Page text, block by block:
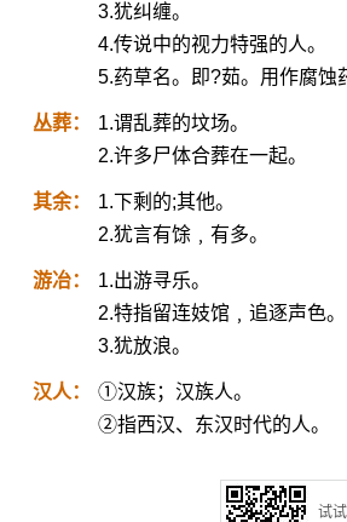
3.犹纠缠。
4.传说中的视力特强的人。
5.药草名。即?茹。用作腐蚀
丛葬：
1.谓乱葬的坟场。
2.许多尸体合葬在一起。
其余：
1.下剩的;其他。
2.犹言有馀﹐有多。
游冶：
1.出游寻乐。
2.特指留连妓馆﹐追逐声色。
3.犹放浪。
汉人：
①汉族；汉族人。
②指西汉、东汉时代的人。
试